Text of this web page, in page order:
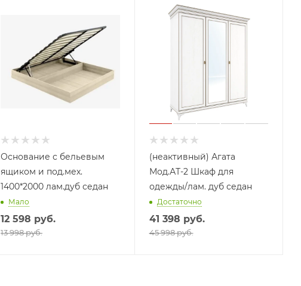
Основание с бельевым
ящиком и под.мех.
1400*2000 лам.дуб седан
Мало
12 598 руб.
13 998 руб.
(неактивный) Агата
Мод.АТ-2 Шкаф для
одежды/лам. дуб седан
Достаточно
41 398 руб.
45 998 руб.